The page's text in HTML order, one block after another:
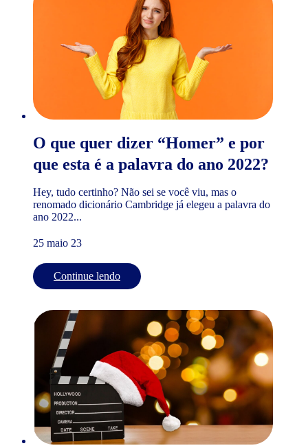
O que quer dizer “Homer” e por
que esta é a palavra do ano 2022?
Hey, tudo certinho? Não sei se você viu, mas o
renomado dicionário Cambridge já elegeu a palavra do
ano 2022...
25 maio 23
Continue lendo